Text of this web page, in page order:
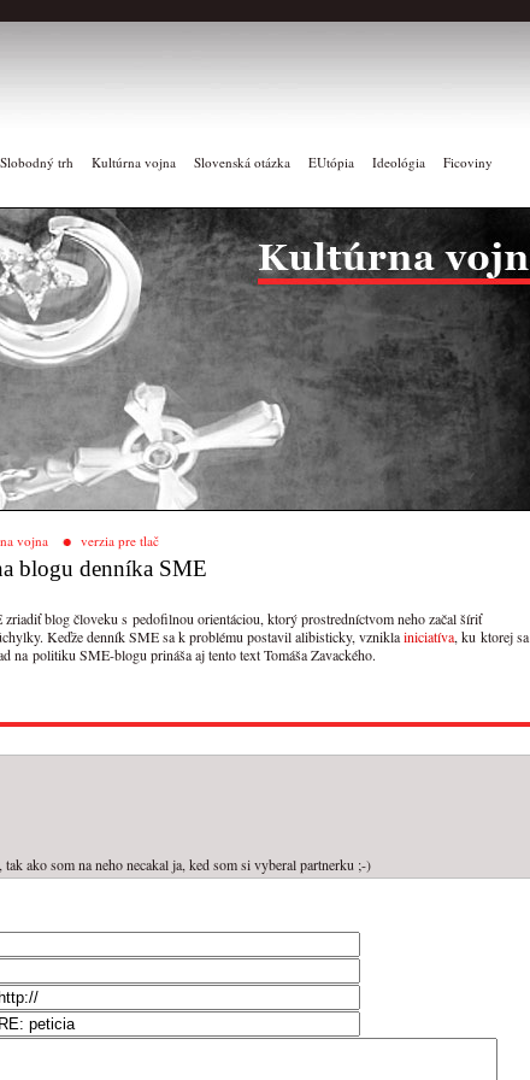
Slobodný trh Kultúrna vojna Slovenská otázka EUtópia Ideológia Ficoviny
vojna verzia pre tlač
blogu denníka SME
blog človeku s pedofilnou orientáciou, ktorý prostredníctvom neho začal šíriť
Keďže denník SME sa k problému postavil alibisticky, vzniklainiciatíva, ku ktorej sa
na politiku SME-blogu prináša aj tento text Tomáša Zavackého.
ako som na neho necakal ja, ked som si vyberal partnerku ;-)